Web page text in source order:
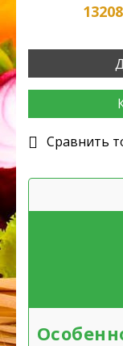
13208
Cравнить